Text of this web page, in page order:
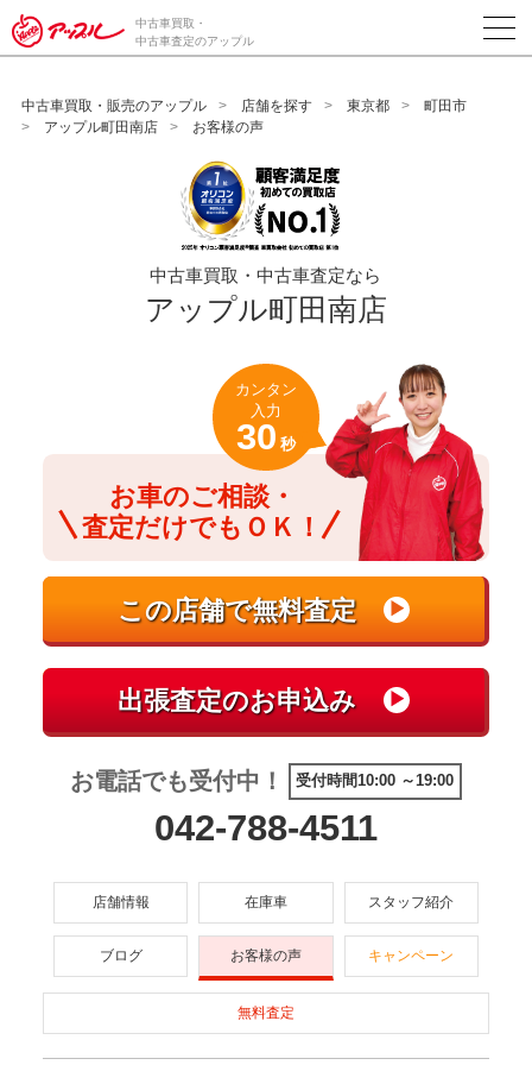
/*ABテスト_新規査定フォームの為のCVボタン*/
中古車買取・
中古車査定のアップル
中古車買取・販売のアップル 店舗を探す 東京都
町田市
アップル町田南店
お客様の声
中古車買取・中古車査定なら
アップル町田南店
お車のご相談・
査定だけでもＯＫ！
カンタン
入力
30 秒
お電話でも受付中！ 受付時間10:00 ～19:00
042-788-4511
店舗情報 在庫車 スタッフ紹介
ブログ お客様の声 キャンペーン
無料査定